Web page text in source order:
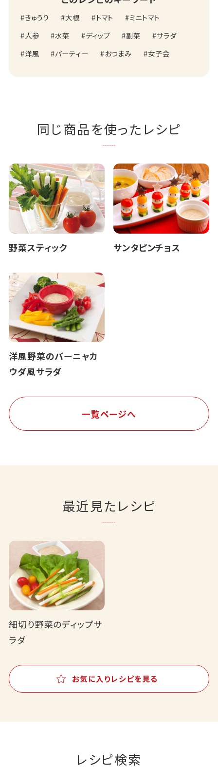
きゅうり 大根 トマト
ミニトマト
人参
水菜 ディップ 副菜
サラダ
洋風
パーティー おつまみ 女子会
同じ商品を使ったレシピ
野菜スティック サンタピンチョス
洋風野菜のバーニャカ
ウダ風サラダ
一覧ページへ
最近見たレシピ
細切り野菜のディップサ
ラダ
お気に入りレシピを見る
レシピ検索